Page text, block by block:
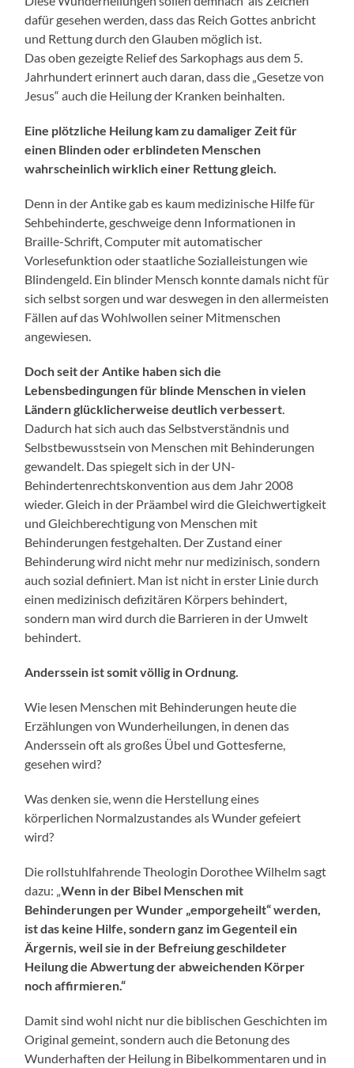
dafür gesehen werden, dass das Reich Gottes anbricht
und Rettung durch den Glauben möglich ist.
Das oben gezeigte Relief des Sarkophags aus dem 5.
Jahrhundert erinnert auch daran, dass die „Gesetze von
Jesus“ auch die Heilung der Kranken beinhalten.
Eine plötzliche Heilung kam zu damaliger Zeit für
einen Blinden oder erblindeten Menschen
wahrscheinlich wirklich einer Rettung gleich.
Denn in der Antike gab es kaum medizinische Hilfe für
Sehbehinderte, geschweige denn Informationen in
Braille-Schrift, Computer mit automatischer
Vorlesefunktion oder staatliche Sozialleistungen wie
Blindengeld. Ein blinder Mensch konnte damals nicht für
sich selbst sorgen und war deswegen in den allermeisten
Fällen auf das Wohlwollen seiner Mitmenschen
angewiesen.
Doch seit der Antike haben sich die
Lebensbedingungen für blinde Menschen in vielen
Ländern glücklicherweise deutlich verbessert
Dadurch hat sich auch das Selbstverständnis und
Selbstbewusstsein von Menschen mit Behinderungen
gewandelt. Das spiegelt sich in der UN-
Behindertenrechtskonvention aus dem Jahr 2008
wieder. Gleich in der Präambel wird die Gleichwertigkeit
und Gleichberechtigung von Menschen mit
Behinderungen festgehalten. Der Zustand einer
Behinderung wird nicht mehr nur medizinisch, sondern
auch sozial definiert. Man ist nicht in erster Linie durch
einen medizinisch defizitären Körpers behindert,
sondern man wird durch die Barrieren in der Umwelt
behindert.
Anderssein ist somit völlig in Ordnung.
Wie lesen Menschen mit Behinderungen heute die
Erzählungen von Wunderheilungen, in denen das
Anderssein oft als großes Übel und Gottesferne,
gesehen wird?
Was denken sie, wenn die Herstellung eines
körperlichen Normalzustandes als Wunder gefeiert
wird?
Die rollstuhlfahrende Theologin Dorothee Wilhelm sagt
dazu: „Wenn in der Bibel Menschen mit
Behinderungen per Wunder „emporgeheilt“ werden,
ist das keine Hilfe, sondern ganz im Gegenteil ein
Ärgernis, weil sie in der Befreiung geschildeter
Heilung die Abwertung der abweichenden Körper
noch affirmieren.“
Damit sind wohl nicht nur die biblischen Geschichten im
Original gemeint, sondern auch die Betonung des
Wunderhaften der Heilung in Bibelkommentaren und in